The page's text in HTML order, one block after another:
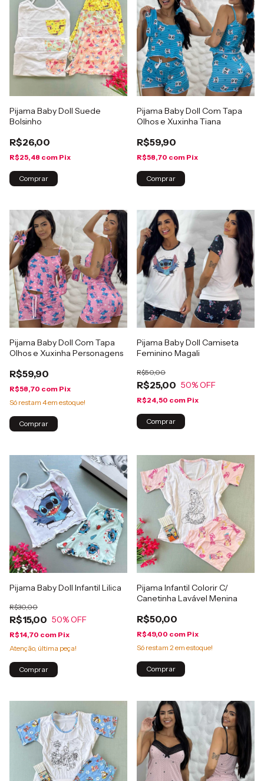
Pijama Baby Doll Suede
Bolsinho
R$26,00
R$25,48 com Pix
Comprar
Pijama Baby Doll Com Tapa
Olhos e Xuxinha Tiana
R$59,90
R$58,70 com Pix
Comprar
Pijama Baby Doll Com Tapa
Olhos e Xuxinha Personagens
R$59,90
R$58,70 com Pix
Só restam 4em estoque!
Comprar
Pijama Baby Doll Camiseta
Feminino Magali
R$25,00
R$50,00
50% OFF
R$24,50 com Pix
Comprar
Pijama Baby Doll Infantil Lilica
R$15,00
R$30,00
50% OFF
R$14,70 com Pix
Atenção, última peça!
Comprar
Pijama Infantil Colorir C/
Canetinha Lavável Menina
R$50,00
R$49,00 com Pix
Só restam 2em estoque!
Comprar